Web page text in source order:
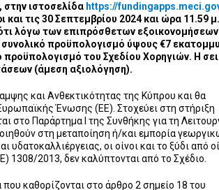
ιστοσελίδα https://
και τις 30 Σεπτεμβρίου 2024 και ώρα 11.59
ότι λόγω των επιπρόσθετων
συνολικό προϋπολογισμό ύψους€7
του Σχεδίου Χορηγιών. Η
(άμεση αξιολόγηση).
και Ανθεκτικότητας της Κύπρου και θα
Ένωσης (ΕΕ). Στοχεύει στη στήριξη
Παράρτημα Ι της Συνθήκης για τη
στη μεταποίηση ή/και εμπορία
υδατοκαλλιέργειας, οι οίνοι και το ξύδι από
1308/2013, δεν καλύπτονται από το Σχέδιο.
που καθορίζονται στο άρθρο 2 σημείο 18 του